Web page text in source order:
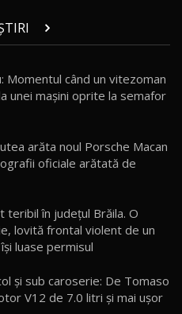
Surf / Test Drive
/ Test Drive AutoBlog.MD
Test Drive AutoBlog.MD
mai Performant și Confortabil
în Moldova / AutoBlog.MD
Puternic Defender Testat în
Momentul când un vitezoman
unei maşini oprite la semafor
arăta noul Porsche Macan
oficiale arătată de
teribil în județul Brăila. O
lovită frontal violent de un
luase permisul
și sub caroserie: De Tomaso
V12 de 7.0 litri și mai ușor